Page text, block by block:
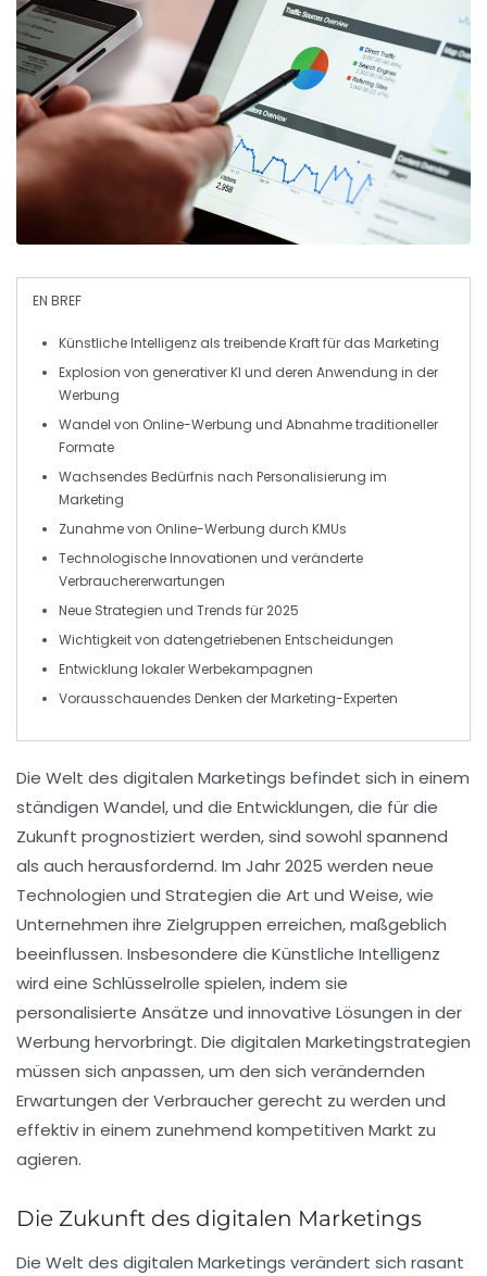
EN BREF
Künstliche Intelligenz als treibende Kraft für das Marketing
Explosion von generativer KI und deren Anwendung in der
Werbung
Wandel von Online-Werbung und Abnahme traditioneller
Formate
Wachsendes Bedürfnis nach Personalisierung im
Marketing
Zunahme von Online-Werbung durch KMUs
Technologische Innovationen und veränderte
Verbrauchererwartungen
Neue Strategien und Trends für 2025
Wichtigkeit von datengetriebenen Entscheidungen
Entwicklung lokalerWerbekampagnen
Vorausschauendes Denken derMarketing-Experten
Die Welt des digitalen Marketings befindet sich in einem
ständigen Wandel, und die Entwicklungen, die für die
Zukunft prognostiziert werden, sind sowohl spannend
als auch herausfordernd. Im Jahr2025 werden neue
Technologien und Strategien die Art und Weise, wie
Unternehmen ihre Zielgruppen erreichen, maßgeblich
beeinflussen. Insbesondere die Künstliche Intelligenz
wird eine Schlüsselrolle spielen, indem sie
personalisierte Ansätze und innovative Lösungen in der
Werbung hervorbringt. Die digitalen Marketingstrategien
müssen sich anpassen, um den sich verändernden
Erwartungen der Verbraucher gerecht zu werden und
effektiv in einem zunehmend kompetitiven Markt zu
agieren.
Die Zukunft des digitalen Marketings
Die Welt des digitalen Marketings verändert sich rasant